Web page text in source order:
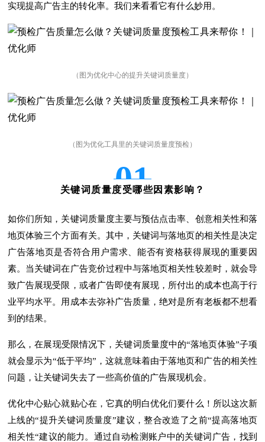
实现提高广告主的转化率。我们来看看它有什么妙用。
（图为优化中心的提升关键词质量度）
（图为优化工具里的关键词质量度预检）
01
关键词质量度受哪些因素影响？
如你们所知，关键词质量度主要与预估点击率、创意相关性和落
地页体验三个方面有关。其中，关键词与落地页的相关性是决定
广告落地页是否符合用户需求、能否有资格获得展现的重要因
素。当关键词在广告竞价过程中与落地页相关性较差时，就会导
致广告展现受限，或者广告即使有展现，所付出的成本也高于行
业平均水平。用成本去弥补广告质量，绝对是所有老板都不想看
到的结果。
那么，在展现受限情况下，关键词质量度中的“落地页体验”子项
就会显示为“低于平均”，这就意味着由于落地页和广告的相关性
问题，让关键词失去了一些高价值的广告展现机会。
优化中心贴心就贴心在，它真的明白优化们要什么！所以这次新
上线的“提升关键词质量度”建议，整合改造了之前“提高落地页
相关性“建议的能力。通过自动检测账户中的关键词广告，找到